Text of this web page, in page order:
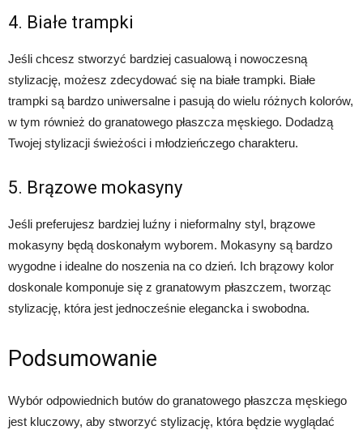
4. Białe trampki
Jeśli chcesz stworzyć bardziej casualową i nowoczesną
stylizację, możesz zdecydować się na białe trampki. Białe
trampki są bardzo uniwersalne i pasują do wielu różnych kolorów,
w tym również do granatowego płaszcza męskiego. Dodadzą
Twojej stylizacji świeżości i młodzieńczego charakteru.
5. Brązowe mokasyny
Jeśli preferujesz bardziej luźny i nieformalny styl, brązowe
mokasyny będą doskonałym wyborem. Mokasyny są bardzo
wygodne i idealne do noszenia na co dzień. Ich brązowy kolor
doskonale komponuje się z granatowym płaszczem, tworząc
stylizację, która jest jednocześnie elegancka i swobodna.
Podsumowanie
Wybór odpowiednich butów do granatowego płaszcza męskiego
jest kluczowy, aby stworzyć stylizację, która będzie wyglądać